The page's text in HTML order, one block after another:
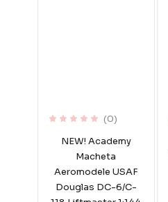
(0)
NEW! Academy
Macheta
Aeromodele USAF
Douglas DC-6/C-